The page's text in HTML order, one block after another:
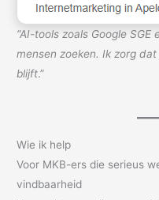
“AI-tools zoals Google
mensen zoeken. Ik zorg
blijft.”
Wie ik help
Voor MKB-ers die serieus
vindbaarheid